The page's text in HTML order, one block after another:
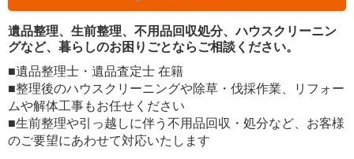
遺品整理、生前整理、不用品回収処分、ハウスクリーニン
グなど、暮らしのお困りごとならご相談ください。
■遺品整理士・遺品査定士 在籍
■整理後のハウスクリーニングや除草・伐採作業、リフォー
ムや解体工事もお任せください
■生前整理や引っ越しに伴う不用品回収・処分など、お客様
のご要望にあわせて対応いたします